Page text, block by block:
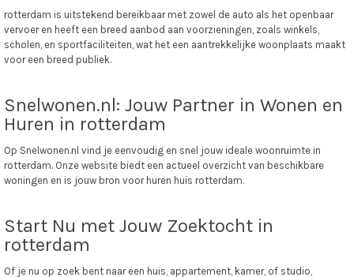
rotterdam is uitstekend bereikbaar met zowel de auto als het openbaar
vervoer en heeft een breed aanbod aan voorzieningen, zoals winkels,
scholen, en sportfaciliteiten, wat het een aantrekkelijke woonplaats maakt
voor een breed publiek.
Snelwonen.nl: Jouw Partner in Wonen en
Huren in rotterdam
Op Snelwonen.nl vind je eenvoudig en snel jouw ideale woonruimte in
rotterdam. Onze website biedt een actueel overzicht van beschikbare
woningen en is jouw bron voor huren huis rotterdam.
Start Nu met Jouw Zoektocht in
rotterdam
Of je nu op zoek bent naar een huis, appartement, kamer, of studio,